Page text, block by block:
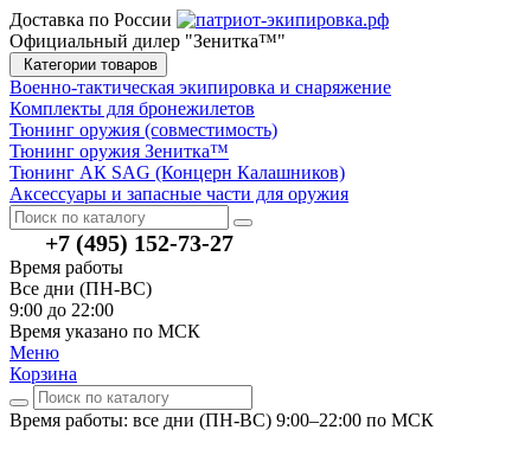
Доставка по России
Официальный дилер "Зенитка™"
Категории товаров
Военно-тактическая экипировка и снаряжение
Комплекты для бронежилетов
Тюнинг оружия (совместимость)
Тюнинг оружия Зенитка™
Тюнинг АК SAG (Концерн Калашников)
Аксессуары и запасные части для оружия
+7 (495) 152-73-27
Время работы
Все дни (ПН-ВС)
9:00 до 22:00
Время указано по МСК
Меню
Корзина
Время работы: все дни (ПН-ВС) 9:00–22:00 по МСК